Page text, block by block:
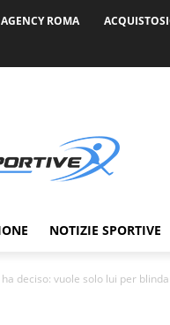
ROMA
NOTIZIE SPORTIVE
ha deciso: vuole solo lui per